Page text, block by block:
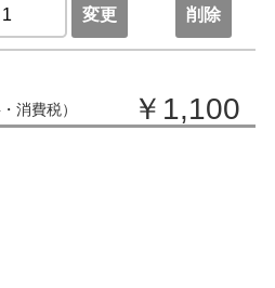
変更 削除
消費税） ￥1,100